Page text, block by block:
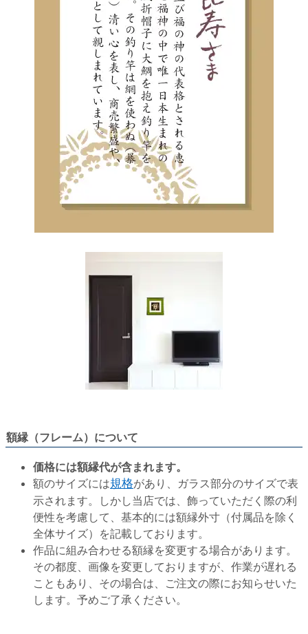
額縁（フレーム）について
価格には額縁代が含まれます。
額のサイズには規格があり、ガラス部分のサイズで表
示されます。しかし当店では、飾っていただく際の利
便性を考慮して、基本的には額縁外寸（付属品を除く
全体サイズ）を記載しております。
作品に組み合わせる額縁を変更する場合があります。
その都度、画像を変更しておりますが、作業が遅れる
こともあり、その場合は、ご注文の際にお知らせいた
します。予めご了承ください。